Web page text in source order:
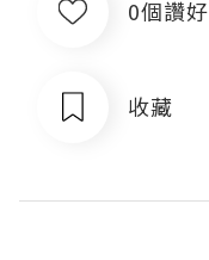
0個讚好
收藏